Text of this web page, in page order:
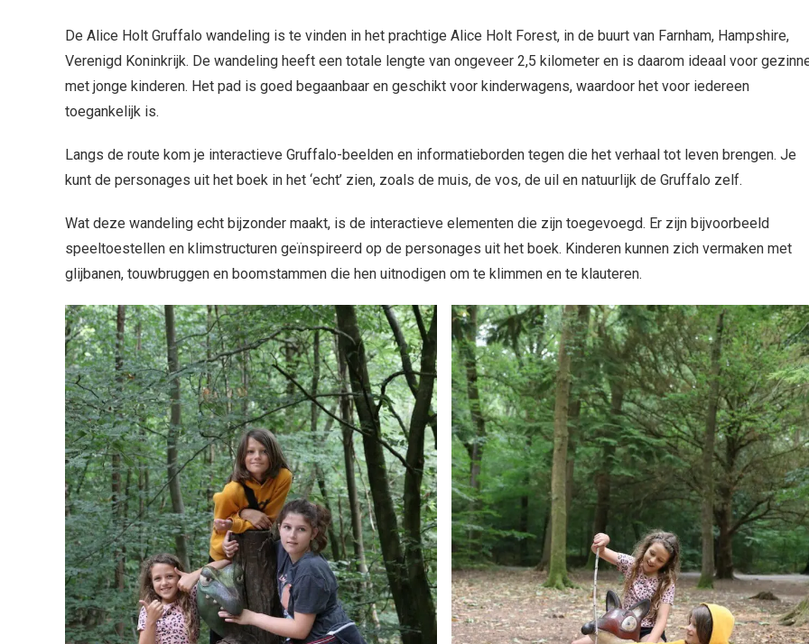
De Alice Holt Gruffalo wandeling is te vinden in het prachtige Alice Holt Forest, in de buurt van Farnham, Hampshire,
Verenigd Koninkrijk. De wandeling heeft een totale lengte van ongeveer 2,5 kilometer en is daarom ideaal voor
met jonge kinderen. Het pad is goed begaanbaar en geschikt voor kinderwagens, waardoor het voor iedereen
toegankelijk is.
Langs de route kom je interactieve Gruffalo-beelden en informatieborden tegen die het verhaal tot leven brengen. Je
kunt de personages uit het boek in het ‘echt’ zien, zoals de muis, de vos, de uil en natuurlijk de Gruffalo zelf.
Wat deze wandeling echt bijzonder maakt, is de interactieve elementen die zijn toegevoegd. Er zijn bijvoorbeeld
speeltoestellen en klimstructuren geïnspireerd op de personages uit het boek. Kinderen kunnen zich vermaken met
glijbanen, touwbruggen en boomstammen die hen uitnodigen om te klimmen en te klauteren.